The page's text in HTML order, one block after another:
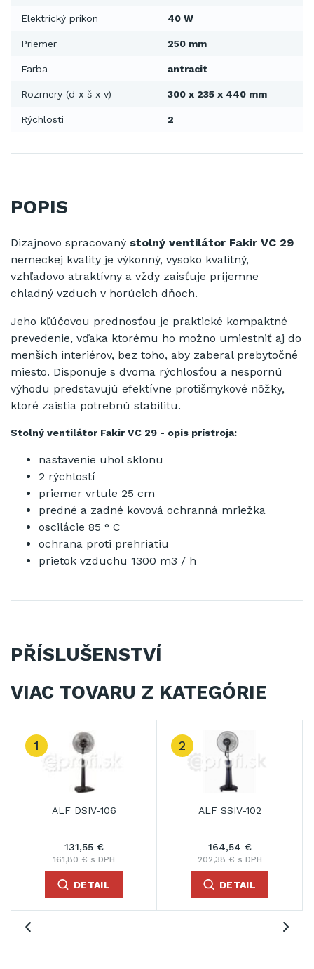
Elektrický príkon 40 W
Priemer 250 mm
Farba antracit
Rozmery (d x š x v) 300 x 235 x 440 mm
Rýchlosti 2
POPIS
Dizajnovo spracovaný stolný ventilátor Fakir VC 29
nemeckej kvality je výkonný, vysoko kvalitný,
vzhľadovo atraktívny a vždy zaisťuje príjemne
chladný vzduch v horúcich dňoch.
Jeho kľúčovou prednosťou je praktické kompaktné
prevedenie, vďaka ktorému ho možno umiestniť aj do
menších interiérov, bez toho, aby zaberal prebytočné
miesto. Disponuje s dvoma rýchlosťou a nespornú
výhodu predstavujú efektívne protišmykové nôžky,
ktoré zaistia potrebnú stabilitu.
Stolný ventilátor Fakir VC 29 - opis prístroja:
nastavenie uhol sklonu
2 rýchlostí
priemer vrtule 25 cm
predné a zadné kovová ochranná mriežka
oscilácie 85 ° C
ochrana proti prehriatiu
prietok vzduchu 1300 m3 / h
PŘÍSLUŠENSTVÍ
VIAC TOVARU Z KATEGÓRIE
1
ALF DSIV-106
131,55 €
161,80 € s DPH
DETAIL
2
ALF SSIV-102
164,54 €
202,38 € s DPH
DETAIL